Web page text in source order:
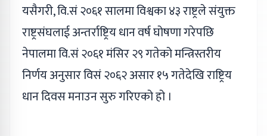
यसैगरी, वि.सं २०६१ सालमा विश्वका ४३ राष्ट्रले संयुक्त
राष्ट्रसंघलाई अन्तर्राष्ट्रिय धान वर्ष घोषणा गरेपछि
नेपालमा वि.सं २०६१ मंसिर २९ गतेको मन्त्रिस्तरीय
निर्णय अनुसार विसं २०६२ असार १५ गतेदेखि राष्ट्रिय
धान दिवस मनाउन सुरु गरिएको हो ।